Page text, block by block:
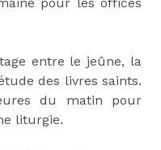
pour les offices
entre le jeûne, la
des livres saints.
du matin pour
liturgie.